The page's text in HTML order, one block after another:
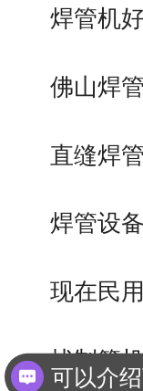
焊管机
佛山焊
直缝焊
焊管设
现在民
找制管